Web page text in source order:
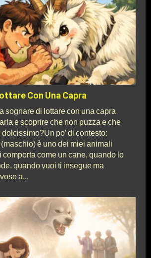
Con Una Capra
sognare di lottare con una capra
e scoprire che non puzza e che
dolcissimo?Un po’ di contesto:
è uno dei miei animali
comporta come un cane, quando lo
quando vuoi ti insegue ma
a...